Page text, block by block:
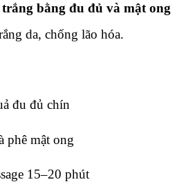
bằng đu đủ và mật ong
da, chống lão hóa.
đu đủ chín
phê mật ong
15–20 phút